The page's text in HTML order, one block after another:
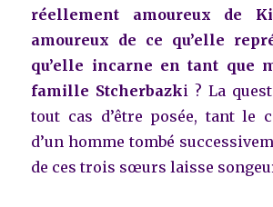
réellement amoureux de
amoureux de ce qu’elle
qu’elle incarne en tant que
famille Stcherbazki ? La
tout cas d’être posée, tant le
d’un homme tombé
de ces trois sœurs laisse